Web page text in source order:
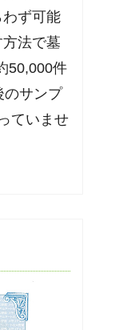
ず可能
法で墓
50,000件
のサンプ
ていませ